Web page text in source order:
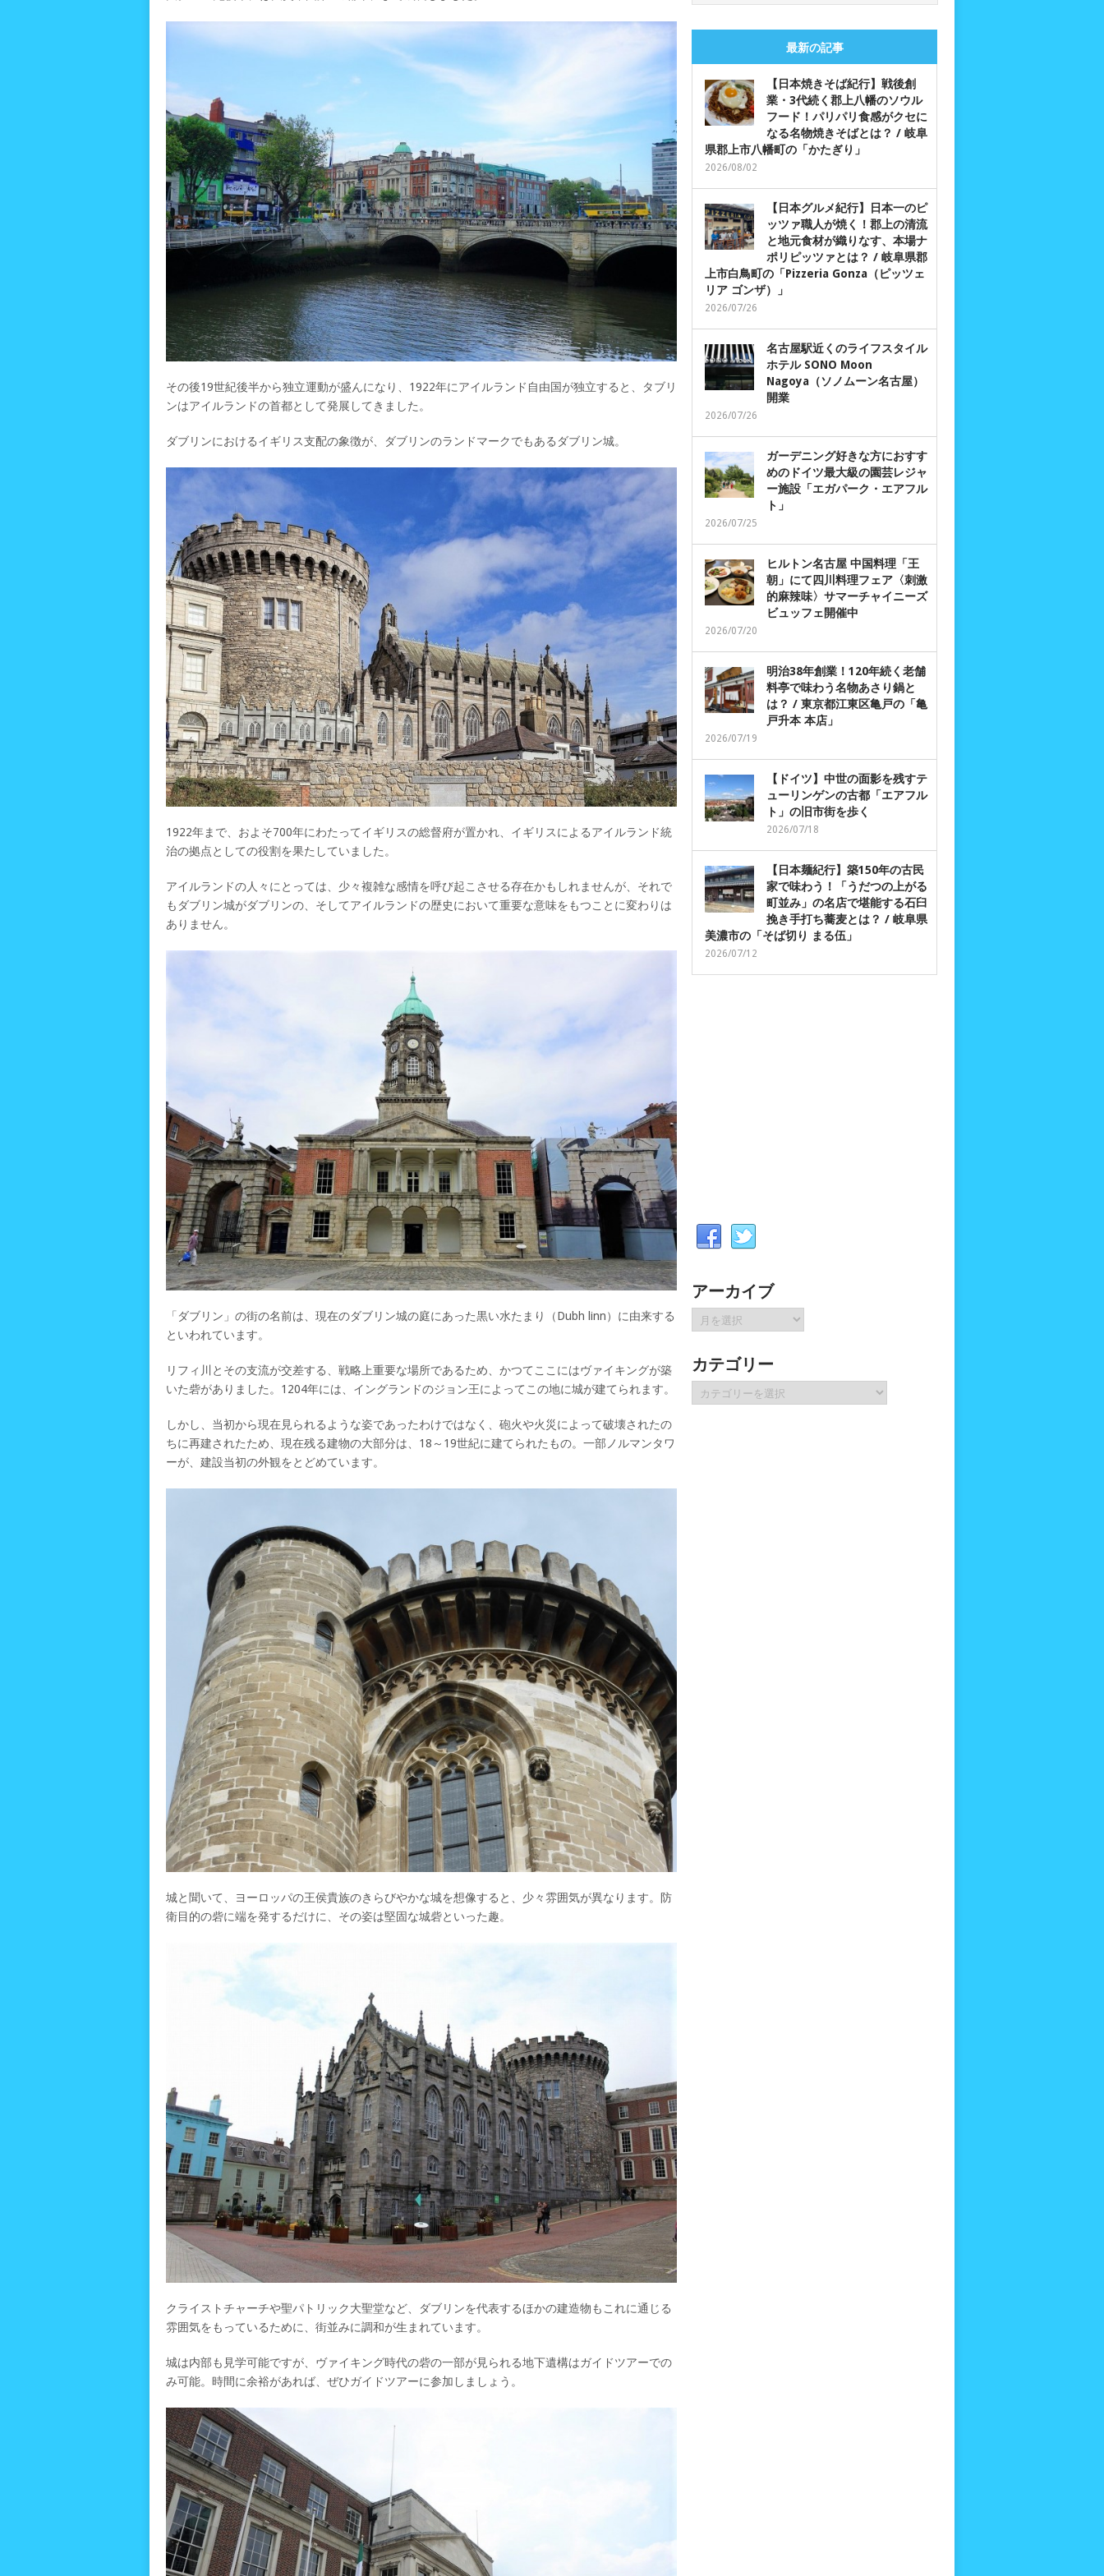
その後19世紀後半から独立運動が盛んになり、1922年にアイルランド自由国が独立すると、タブリ
ンはアイルランドの首都として発展してきました。
ダブリンにおけるイギリス支配の象徴が、ダブリンのランドマークでもあるダブリン城。
1922年まで、およそ700年にわたってイギリスの総督府が置かれ、イギリスによるアイルランド統
治の拠点としての役割を果たしていました。
アイルランドの人々にとっては、少々複雑な感情を呼び起こさせる存在かもしれませんが、それで
もダブリン城がダブリンの、そしてアイルランドの歴史において重要な意味をもつことに変わりは
ありません。
「ダブリン」の街の名前は、現在のダブリン城の庭にあった黒い水たまり（Dubh linn）に由来する
といわれています。
リフィ川とその支流が交差する、戦略上重要な場所であるため、かつてここにはヴァイキングが築
いた砦がありました。1204年には、イングランドのジョン王によってこの地に城が建てられます。
しかし、当初から現在見られるような姿であったわけではなく、砲火や火災によって破壊されたの
ちに再建されたため、現在残る建物の大部分は、18～19世紀に建てられたもの。一部ノルマンタワ
ーが、建設当初の外観をとどめています。
城と聞いて、ヨーロッパの王侯貴族のきらびやかな城を想像すると、少々雰囲気が異なります。防
衛目的の砦に端を発するだけに、その姿は堅固な城砦といった趣。
クライストチャーチや聖パトリック大聖堂など、ダブリンを代表するほかの建造物もこれに通じる
雰囲気をもっているために、街並みに調和が生まれています。
城は内部も見学可能ですが、ヴァイキング時代の砦の一部が見られる地下遺構はガイドツアーでの
み可能。時間に余裕があれば、ぜひガイドツアーに参加しましょう。
最新の記事
【日本焼きそば紀行】戦後創
業・3代続く郡上八幡のソウル
フード！パリパリ食感がクセに
なる名物焼きそばとは？ / 岐阜
県郡上市八幡町の「かたぎり」
2026/08/02
【日本グルメ紀行】日本一のピ
ッツァ職人が焼く！郡上の清流
と地元食材が織りなす、本場ナ
ポリピッツァとは？ / 岐阜県郡
上市白鳥町の「Pizzeria Gonza（ピッツェ
リア ゴンザ）」
2026/07/26
名古屋駅近くのライフスタイル
ホテル SONO Moon
Nagoya（ソノムーン名古屋）
開業
2026/07/26
ガーデニング好きな方におすす
めのドイツ最大級の園芸レジャ
ー施設「エガパーク・エアフル
ト」
2026/07/25
ヒルトン名古屋 中国料理「王
朝」にて四川料理フェア〈刺激
的麻辣味〉サマーチャイニーズ
ビュッフェ開催中
2026/07/20
明治38年創業！120年続く老舗
料亭で味わう名物あさり鍋と
は？ / 東京都江東区亀戸の「亀
戸升本 本店」
2026/07/19
【ドイツ】中世の面影を残すテ
ューリンゲンの古都「エアフル
ト」の旧市街を歩く
2026/07/18
【日本麺紀行】築150年の古民
家で味わう！「うだつの上がる
町並み」の名店で堪能する石臼
挽き手打ち蕎麦とは？ / 岐阜県
美濃市の「そば切り まる伍」
2026/07/12
アーカイブ
ア
ー
イ
ブ
カテゴリー
テ